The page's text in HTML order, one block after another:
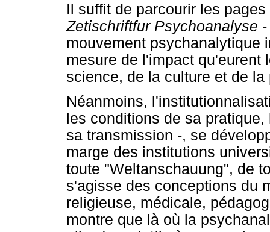
Il suffit de parcourir les pages
Zetischriftfur Psychoanalyse
mouvement psychanalytique
mesure de l'impact qu'eurent
science, de la culture et de
Néanmoins,
les conditions de sa
sa transmission -, se
marge des institutions
toute "Weltanschauung", de
s'agisse des conceptions du
religieuse, médicale,
montre que là où la